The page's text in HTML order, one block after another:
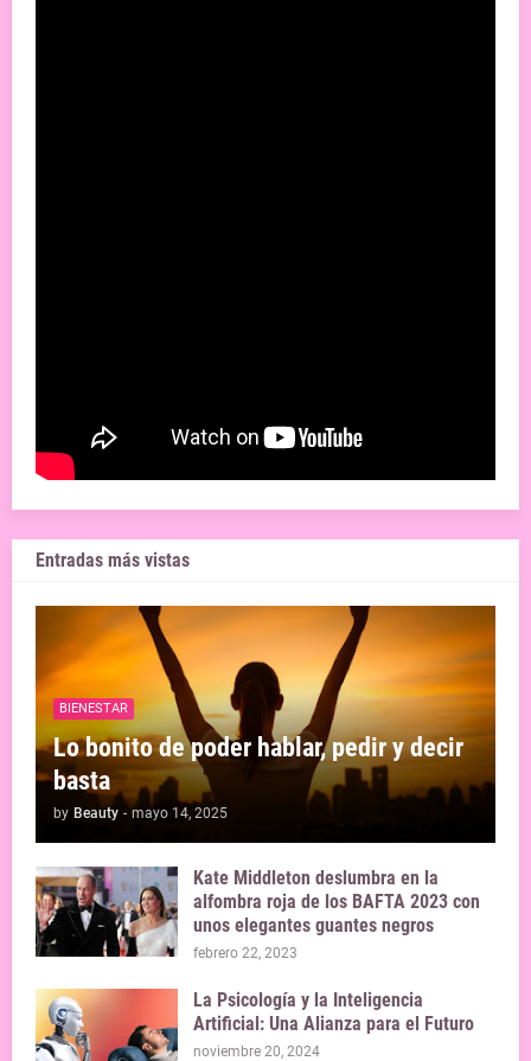
Entradas más vistas
BIENESTAR
Lo bonito de poder hablar, pedir y decir
basta
by Beauty - mayo 14, 2025
Kate Middleton deslumbra en la
alfombra roja de los BAFTA 2023 con
unos elegantes guantes negros
febrero 22, 2023
La Psicología y la Inteligencia
Artificial: Una Alianza para el Futuro
noviembre 20, 2024